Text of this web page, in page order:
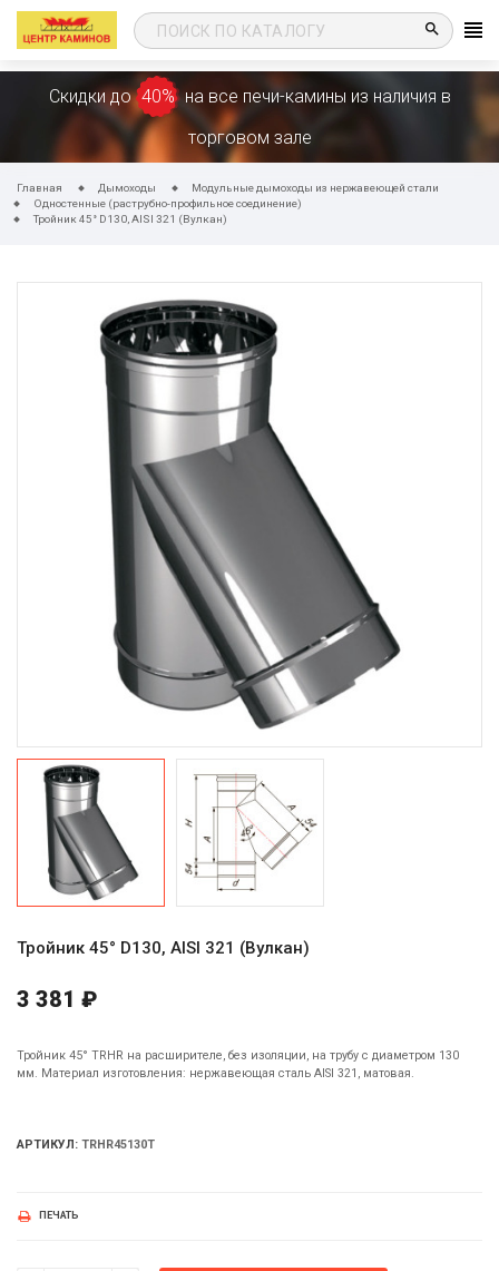
search
Скидки до 40% на все печи-камины из наличия в
торговом зале
Главная Дымоходы
Модульные дымоходы из нержавеющей стали
Одностенные (раструбно-профильное соединение)
Тройник 45° D130, AISI 321 (Вулкан)
Тройник 45° D130, AISI 321 (Вулкан)
3 381 ₽
Тройник 45° TRHR на расширителе, без изоляции, на трубу с диаметром 130
мм. Материал изготовления: нержавеющая сталь AISI 321, матовая.
АРТИКУЛ: TRHR45130T
ПЕЧАТЬ